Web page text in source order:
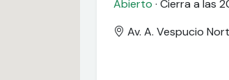
Abierto · Cierra a las
Av. A. Vespucio